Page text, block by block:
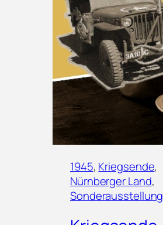
1945, Kriegsende
Nürnberger Land
Sonderausstellung